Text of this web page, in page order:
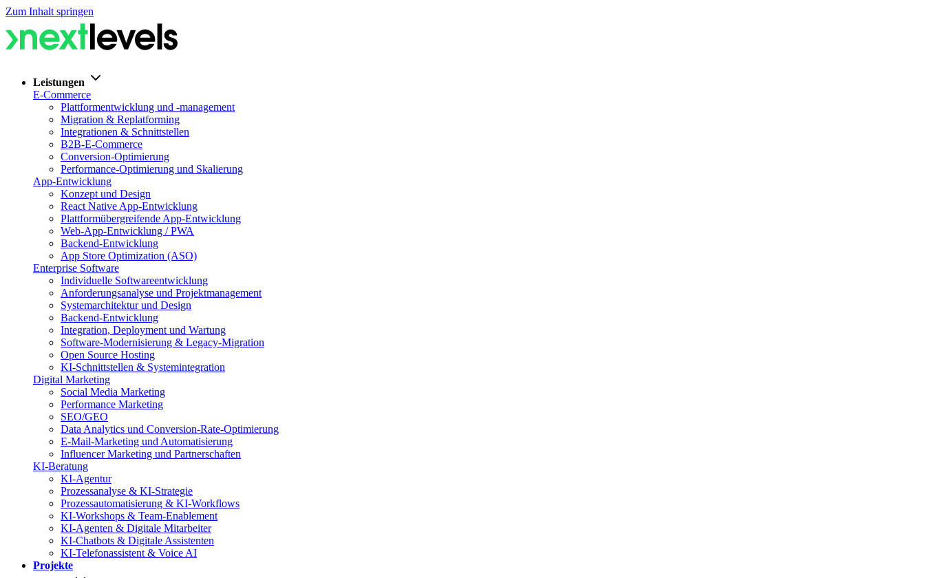
Zum Inhalt springen
Leistungen
E-Commerce
Plattformentwicklung und -management
Migration & Replatforming
Integrationen & Schnittstellen
B2B-E-Commerce
Conversion-Optimierung
Performance-Optimierung und Skalierung
App-Entwicklung
Konzept und Design
React Native App-Entwicklung
Plattformübergreifende App-Entwicklung
Web-App-Entwicklung / PWA
Backend-Entwicklung
App Store Optimization (ASO)
Enterprise Software
Individuelle Softwareentwicklung
Anforderungsanalyse und Projektmanagement
Systemarchitektur und Design
Backend-Entwicklung
Integration, Deployment und Wartung
Software-Modernisierung & Legacy-Migration
Open Source Hosting
KI-Schnittstellen & Systemintegration
Digital Marketing
Social Media Marketing
Performance Marketing
SEO/GEO
Data Analytics und Conversion-Rate-Optimierung
E-Mail-Marketing und Automatisierung
Influencer Marketing und Partnerschaften
KI-Beratung
KI-Agentur
Prozessanalyse & KI-Strategie
Prozessautomatisierung & KI-Workflows
KI-Workshops & Team-Enablement
KI-Agenten & Digitale Mitarbeiter
KI-Chatbots & Digitale Assistenten
KI-Telefonassistent & Voice AI
Projekte